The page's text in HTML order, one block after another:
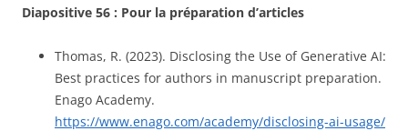
Diapositive 56 : Pour la préparation d’articles
Thomas, R. (2023). Disclosing the Use of Generative AI:
Best practices for authors in manuscript preparation.
Enago Academy.
https://www.enago.com/academy/disclosing-ai-usage/